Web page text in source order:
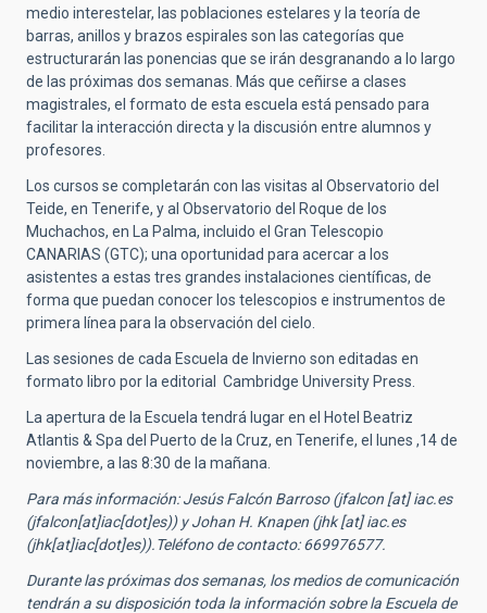
medio interestelar, las poblaciones estelares y la teoría de
barras, anillos y brazos espirales son las categorías que
estructurarán las ponencias que se irán desgranando a lo largo
de las próximas dos semanas. Más que ceñirse a clases
magistrales, el formato de esta escuela está pensado para
facilitar la interacción directa y la discusión entre alumnos y
profesores.
Los cursos se completarán con las visitas al Observatorio del
Teide, en Tenerife, y al Observatorio del Roque de los
Muchachos, en La Palma, incluido el Gran Telescopio
CANARIAS (GTC); una oportunidad para acercar a los
asistentes a estas tres grandes instalaciones científicas, de
forma que puedan conocer los telescopios e instrumentos de
primera línea para la observación del cielo.
Las sesiones de cada Escuela de Invierno son editadas en
formato libro por la editorial Cambridge University Press.
La apertura de la Escuela tendrá lugar en el Hotel Beatriz
Atlantis & Spa del Puerto de la Cruz, en Tenerife, el lunes ,14 de
noviembre, a las 8:30 de la mañana.
Para más información: Jesús Falcón Barroso (jfalcon [at]iac.es
(jfalcon[at]iac[dot]es)) y Johan H. Knapen (jhk[at]iac.es
(jhk[at]iac[dot]es)).Teléfono de contacto: 669976577.
Durante las próximas dos semanas, los medios de comunicación
tendrán a su disposición toda la información sobre la Escuela de